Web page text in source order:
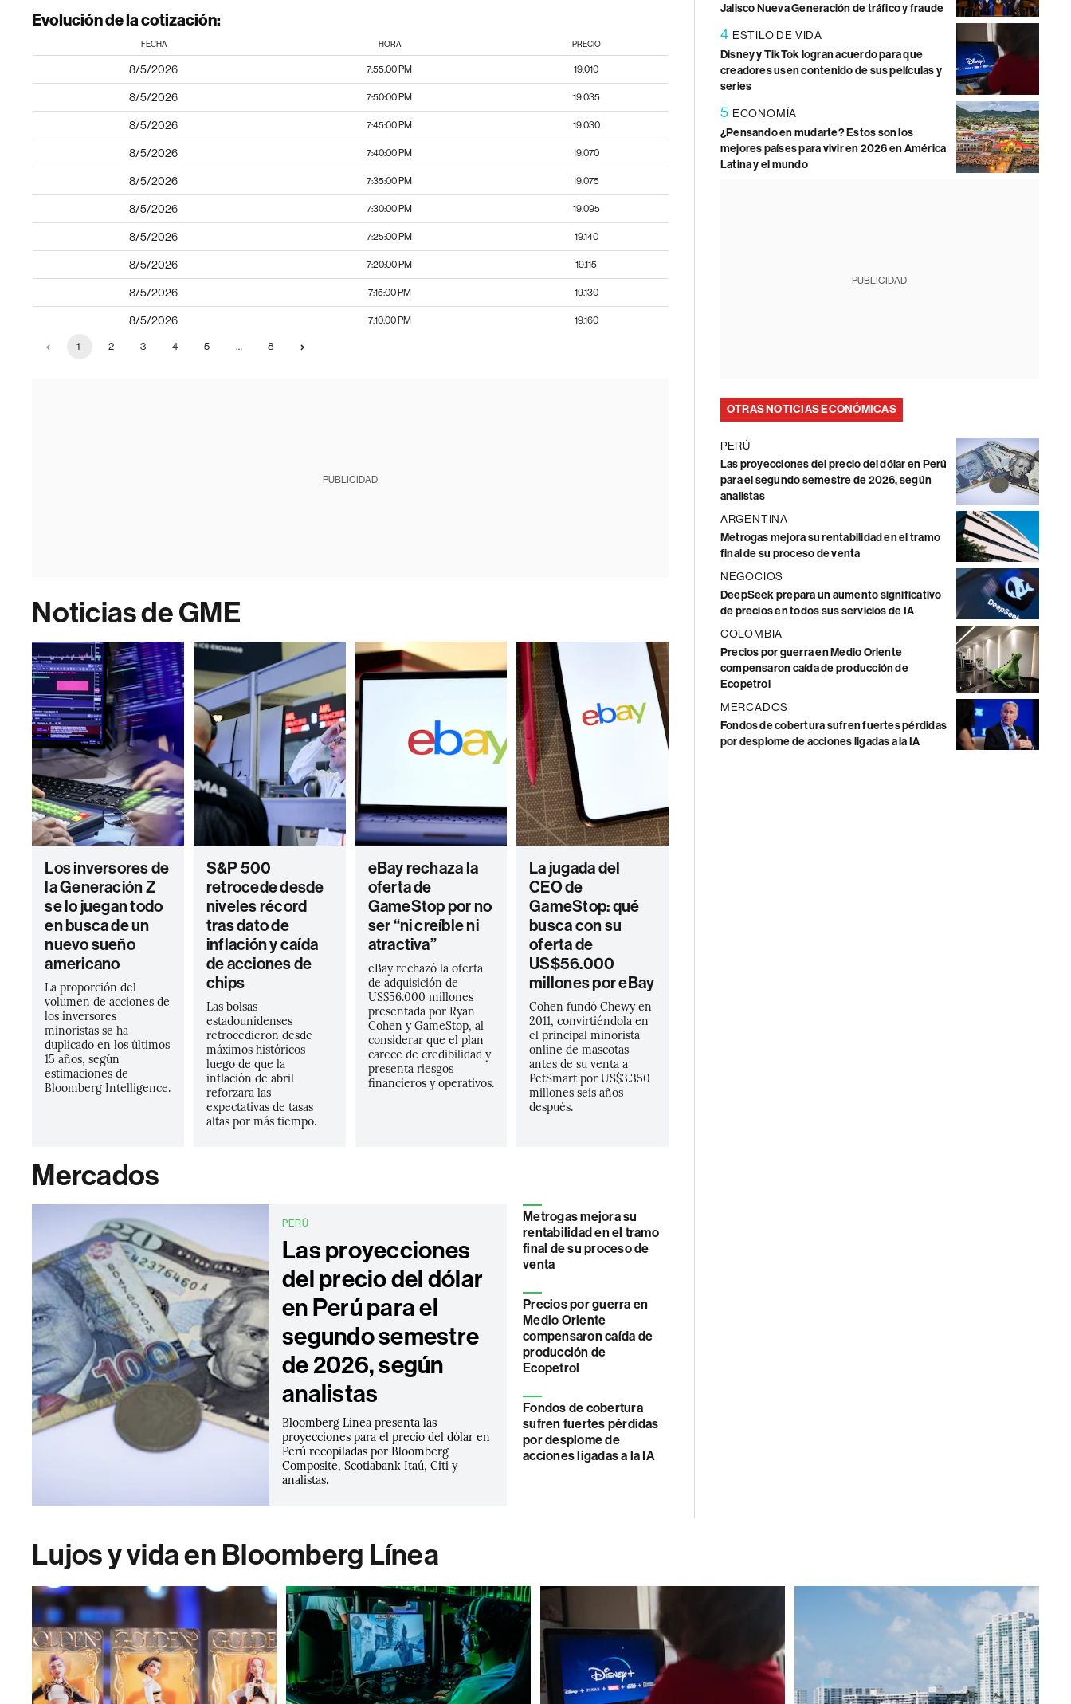
Evolución de la cotización:
FECHA HORA PRECIO
8/5/2026 7:55:00 PM 19.010
8/5/2026 7:50:00 PM 19.035
8/5/2026 7:45:00 PM 19.030
8/5/2026 7:40:00 PM 19.070
8/5/2026 7:35:00 PM 19.075
8/5/2026 7:30:00 PM 19.095
8/5/2026 7:25:00 PM 19.140
8/5/2026 7:20:00 PM 19.115
8/5/2026 7:15:00 PM 19.130
8/5/2026 7:10:00 PM 19.160
1 2 3 4 5 … 8
PUBLICIDAD
Noticias de GME
Los inversores de
la Generación Z
se lo juegan todo
en busca de un
nuevo sueño
americano
La proporción del
volumen de acciones de
los inversores
minoristas se ha
duplicado en los últimos
15 años, según
estimaciones de
Bloomberg Intelligence.
S&P 500
retrocede desde
niveles récord
tras dato de
inflación y caída
de acciones de
chips
Las bolsas
estadounidenses
retrocedieron desde
máximos históricos
luego de que la
inflación de abril
reforzara las
expectativas de tasas
altas por más tiempo.
eBay rechaza la
oferta de
GameStop por no
ser “ni creíble ni
atractiva”
eBay rechazó la oferta
de adquisición de
US$56.000 millones
presentada por Ryan
Cohen y GameStop, al
considerar que el plan
carece de credibilidad y
presenta riesgos
financieros y operativos.
La jugada del
CEO de
GameStop: qué
busca con su
oferta de
US$56.000
millones por eBay
Cohen fundó Chewy en
2011, convirtiéndola en
el principal minorista
online de mascotas
antes de su venta a
PetSmart por US$3.350
millones seis años
después.
Mercados
PERÚ
Las proyecciones
del precio del dólar
en Perú para el
segundo semestre
de 2026, según
analistas
Bloomberg Línea presenta las
proyecciones para el precio del dólar en
Perú recopiladas por Bloomberg
Composite, Scotiabank Itaú, Citi y
analistas.
Metrogas mejora su
rentabilidad en el tramo
final de su proceso de
venta
Precios por guerra en
Medio Oriente
compensaron caída de
producción de
Ecopetrol
Fondos de cobertura
sufren fuertes pérdidas
por desplome de
acciones ligadas a la IA
Jalisco Nueva Generación de tráfico y fraude
4 ESTILO DE VIDA
Disney y TikTok logran acuerdo para que
creadores usen contenido de sus películas y
series
5 ECONOMÍA
¿Pensando en mudarte? Estos son los
mejores países para vivir en 2026 en América
Latina y el mundo
PUBLICIDAD
OTRAS NOTICIAS ECONÓMICAS
PERÚ
Las proyecciones del precio del dólar en Perú
para el segundo semestre de 2026, según
analistas
ARGENTINA
Metrogas mejora su rentabilidad en el tramo
final de su proceso de venta
NEGOCIOS
DeepSeek prepara un aumento significativo
de precios en todos sus servicios de IA
COLOMBIA
Precios por guerra en Medio Oriente
compensaron caída de producción de
Ecopetrol
MERCADOS
Fondos de cobertura sufren fuertes pérdidas
por desplome de acciones ligadas a la IA
Lujos y vida en Bloomberg Línea